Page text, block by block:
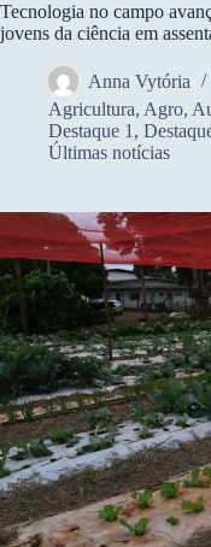
Tecnologia no campo
jovens da ciência em
Anna Vytória
Agricultura, Agro,
Destaque 1 ,
Últimas notícias